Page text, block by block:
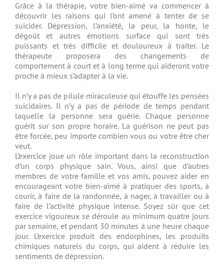
Grâce à la thérapie, votre bien-aimé va commencer à
découvrir les raisons qui l’ont amené à tenter de se
suicider. Dépression, l’anxiété, la peur, la honte, le
dégoût et autres émotions surface qui sont très
puissants et très difficile et douloureux à traiter. Le
thérapeute proposera des changements de
comportement à court et à long terme qui aideront votre
proche à mieux s’adapter à la vie.
Il n’y a pas de pilule miraculeuse qui étouffe les pensées
suicidaires. Il n’y a pas de période de temps pendant
laquelle la personne sera guérie. Chaque personne
guérit sur son propre horaire. La guérison ne peut pas
être forcée, peu importe combien vous ou votre être cher
veut.
L’exercice joue un rôle important dans la reconstruction
d’un corps physique sain. Vous, ainsi que d’autres
membres de votre famille et vos amis, pouvez aider en
encourageant votre bien-aimé à pratiquer des sports, à
courir, à faire de la randonnée, à nager, à travailler ou à
faire de l’activité physique intense. Soyez sûr que cet
exercice vigoureux se déroule au minimum quatre jours
par semaine, et pendant 30 minutes à une heure chaque
jour. L’exercice produit des endorphines, les produits
chimiques naturels du corps, qui aident à réduire les
sentiments de dépression.